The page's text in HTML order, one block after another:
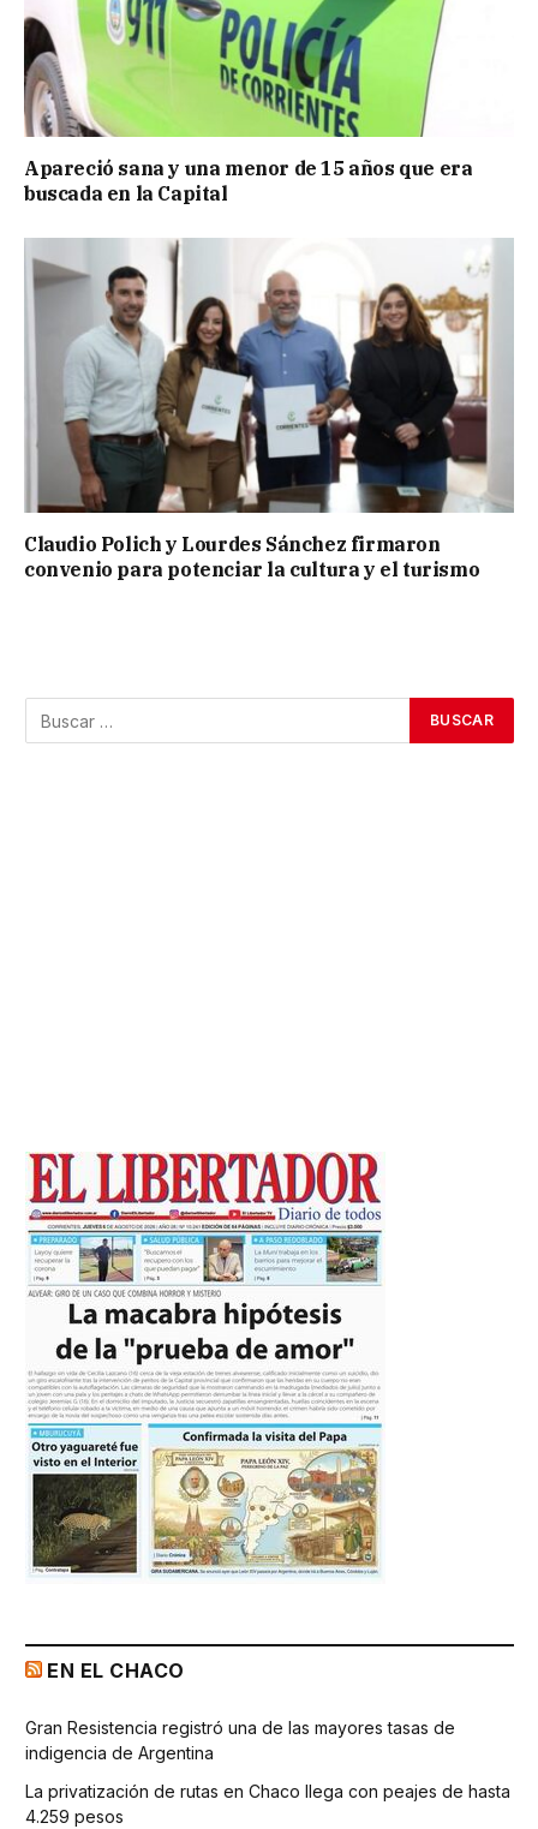
Apareció sana y una menor de 15 años que era
buscada en la Capital
Claudio Polich y Lourdes Sánchez firmaron
convenio para potenciar la cultura y el turismo
EN EL CHACO
Gran Resistencia registró una de las mayores tasas de
indigencia de Argentina
La privatización de rutas en Chaco llega con peajes de hasta
4.259 pesos